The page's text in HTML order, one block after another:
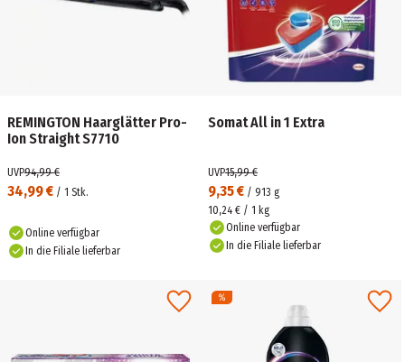
REMINGTON Haarglätter Pro-
Ion Straight S7710
34,99 € / 1 Stk.
UVP94,99 €
Online verfügbar
In die Filiale lieferbar
Somat All in 1 Extra
9,35 € / 913 g
UVP15,99 €
10,24 € / 1 kg
Online verfügbar
In die Filiale lieferbar